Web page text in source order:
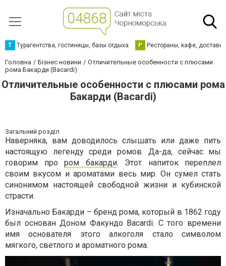
Т Турагентства, гостиницы, базы отдыха Р Рестораны, кафе,
Головна Бізнес новини
Отличительные особенности с плюсами
рома Бакарди (Bacardi)
Отличительные особенности с плюсами рома
Бакарди (Bacardi)
Загальний розділ
Наверняка, вам доводилось слышать или даже пить
настоящую легенду среди ромов. Да-да, сейчас мы
говорим про
ром бакарди. Этот напиток переплел
своим вкусом и ароматами весь мир. Он сумел стать
синонимом настоящей свободной жизни и кубинской
страсти.
Изначально Бакарди – бренд рома, который в 1862 году
был основан Доном Факундо Bacardi. С того времени
имя основателя этого алкоголя стало символом
мягкого, светлого и ароматного рома.